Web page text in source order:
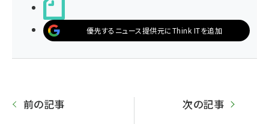
優先するニュース提供元にThink ITを追加
前の記事 次の記事